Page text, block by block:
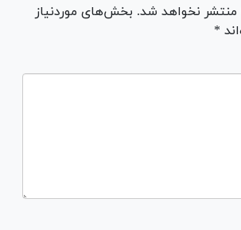
منتشر نخواهد شد. بخش‌های موردنیاز
*